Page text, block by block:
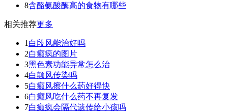
8含酪氨酸酶高的食物有哪些
相关推荐更多
1 白段风能治好吗
2白癫疯的图片
3黑色素功能异常怎么治
4白颠风传染吗
5白癫风擦什么药好得快
6白癫风吃什么药不再复发
7白癫疯会隔代遗传给小孩吗